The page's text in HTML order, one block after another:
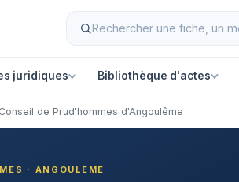
juridiques Bibliothèque d'actes
de Prud'hommes d'Angoulême
· ANGOULEME